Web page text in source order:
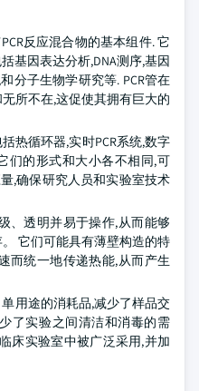
反应混合物的基本组件. 它
基因表达分析,DNA测序,基因
分子生物学研究等. PCR管在
所不在,这促使其拥有巨大的
热循环器,实时PCR系统,数字
们的形式和大小各不相同,可
,确保研究人员和实验室技术
、透明并易于操作,从而能够
它们可能具有薄壁构造的特
而统一地传递热能,从而产生
用途的消耗品,减少了样品交
了实验之间清洁和消毒的需
床实验室中被广泛采用,并加